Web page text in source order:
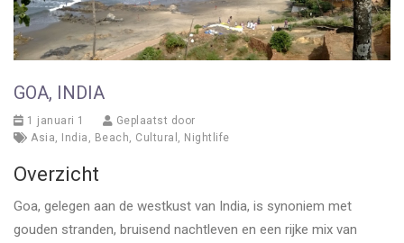
GOA, INDIA
1 januari 1
Geplaatst door
Asia
India Beach Cultural Nightlife
Overzicht
Goa, gelegen aan de westkust van India, is synoniem met
gouden stranden, bruisend nachtleven en een rijke mix van